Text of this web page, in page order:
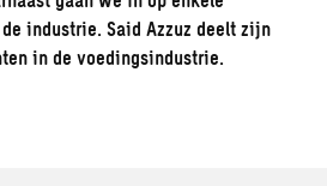
industrie. Said Azzuz deelt zijn
in de voedingsindustrie.